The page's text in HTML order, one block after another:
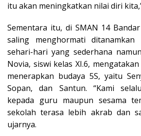
itu akan meningkatkan nilai diri
Sementara itu, di SMAN 14
saling menghormati ditanamkan
sehari-hari yang sederhana
Novia, siswi kelas XI.6,
menerapkan budaya 5S, yaitu
Sopan, dan Santun. “Kami
kepada guru maupun sesama
sekolah terasa lebih akrab dan
ujarnya.